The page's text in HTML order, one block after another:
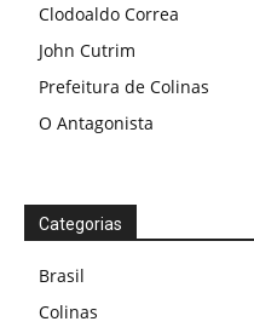
Clodoaldo Correa
John Cutrim
Prefeitura de Colinas
O Antagonista
Categorias
Brasil
Colinas